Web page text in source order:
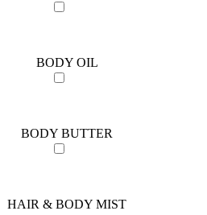
BODY OIL
BODY BUTTER
HAIR & BODY MIST